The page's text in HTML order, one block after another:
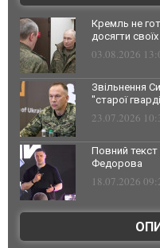
Кремль не
досягти
03.08.2026
Звільнення
"старої
23.07.2026
Повний текст
Федорова
18.07.2026